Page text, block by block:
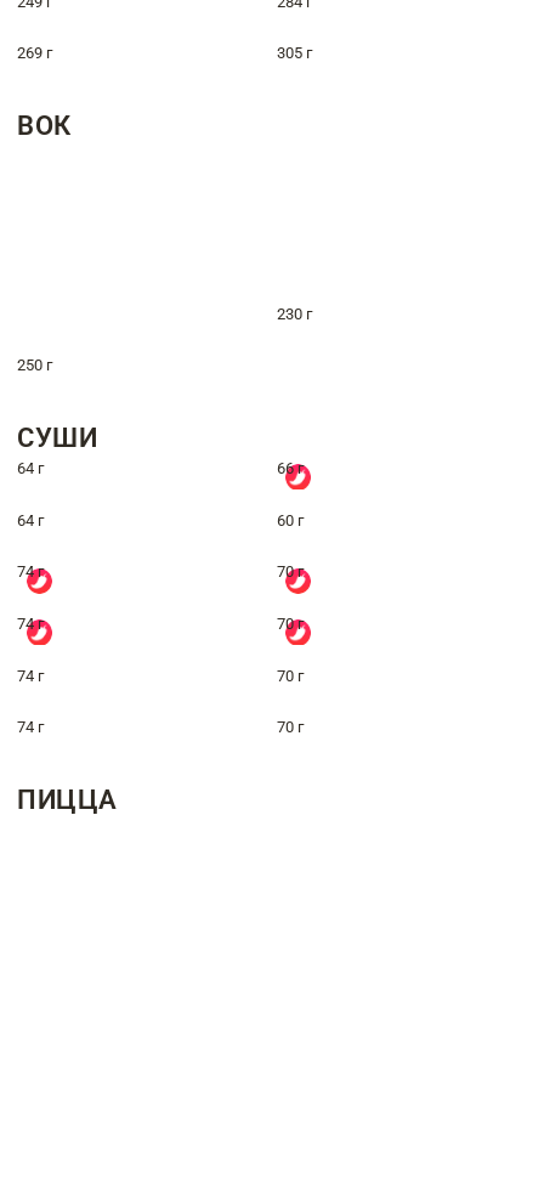
269 г 305 г
ВОК
230 г
250 г
СУШИ
64 г 66 г
64 г 60 г
74 г 70 г
74 г 70 г
74 г 70 г
74 г 70 г
ПИЦЦА